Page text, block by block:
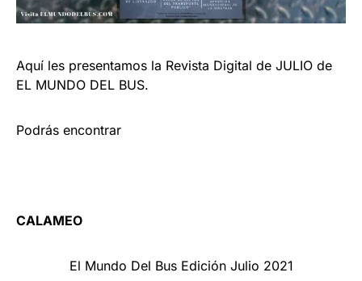
Aquí les presentamos la Revista Digital de JULIO de
EL MUNDO DEL BUS.
Podrás encontrar
CALAMEO
El Mundo Del Bus Edición Julio 2021